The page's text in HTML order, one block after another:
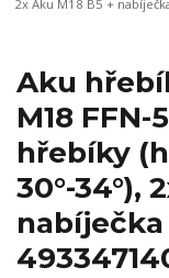
2x Aku M18 B5 +
Aku
M18
hřebíky
30°-34°),
nabíječka